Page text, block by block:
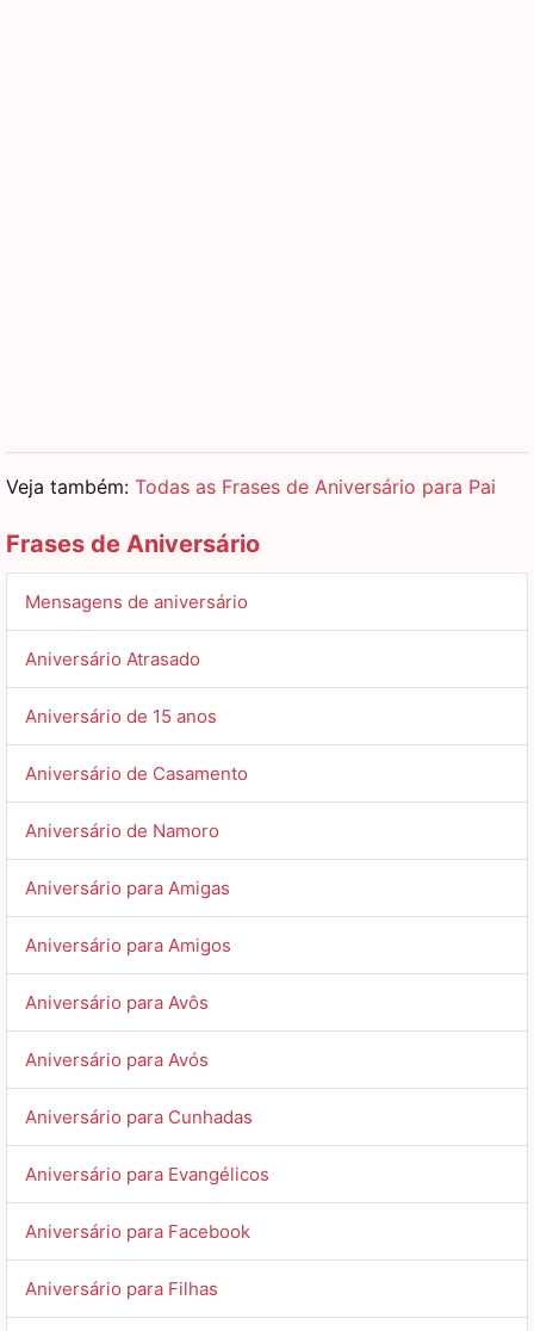
Veja também: Todas as Frases de Aniversário para Pai
Frases de Aniversário
Mensagens de aniversário
Aniversário Atrasado
Aniversário de 15 anos
Aniversário de Casamento
Aniversário de Namoro
Aniversário para Amigas
Aniversário para Amigos
Aniversário para Avôs
Aniversário para Avós
Aniversário para Cunhadas
Aniversário para Evangélicos
Aniversário para Facebook
Aniversário para Filhas